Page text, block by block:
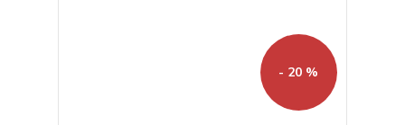
- 20 %